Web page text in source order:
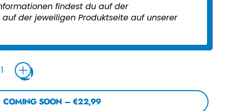
findest du auf der
der jeweiligen Produktseite auf unserer
COMING SOON –€22,99